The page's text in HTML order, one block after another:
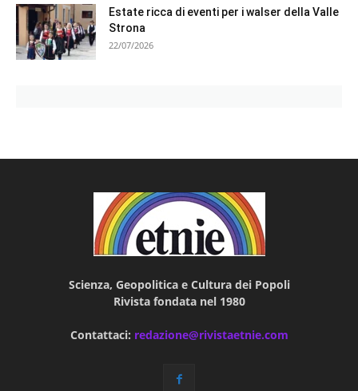
Estate ricca di eventi per i walser della Valle
Strona
22/07/2026
Scienza, Geopolitica e Cultura dei Popoli
Rivista fondata nel 1980
Contattaci: redazione@rivistaetnie.com